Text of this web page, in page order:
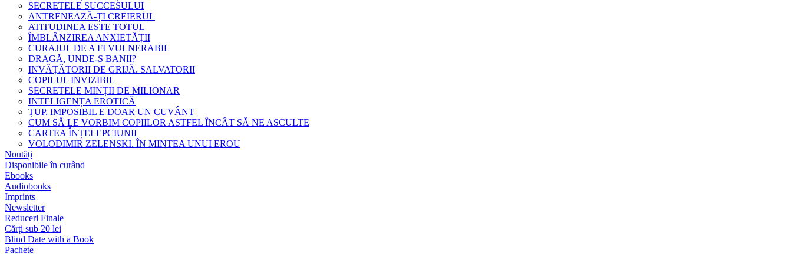
SECRETELE SUCCESULUI
ANTRENEAZĂ-ȚI CREIERUL
ATITUDINEA ESTE TOTUL
ÎMBLÂNZIREA ANXIETĂȚII
CURAJUL DE A FI VULNERABIL
DRAGĂ, UNDE-S BANII?
INVĂȚĂTORII DE GRIJĂ. SALVATORII
COPILUL INVIZIBIL
SECRETELE MINȚII DE MILIONAR
INTELIGENȚA EROTICĂ
ȚUP. IMPOSIBIL E DOAR UN CUVÂNT
CUM SĂ LE VORBIM COPIILOR ASTFEL ÎNCÂT SĂ NE ASCULTE
CARTEA ÎNȚELEPCIUNII
VOLODIMIR ZELENSKI. ÎN MINTEA UNUI EROU
Noutăți
Disponibile în curând
Ebooks
Audiobooks
Imprints
Newsletter
Reduceri Finale
Cărți sub 20 lei
Blind Date with a Book
Pachete